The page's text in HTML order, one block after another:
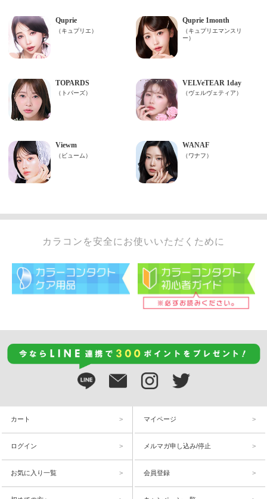
カラコンを安全にお使いいただくために
カート マイページ
ログイン メルマガ申し込み/停止
お気に入り一覧 会員登録